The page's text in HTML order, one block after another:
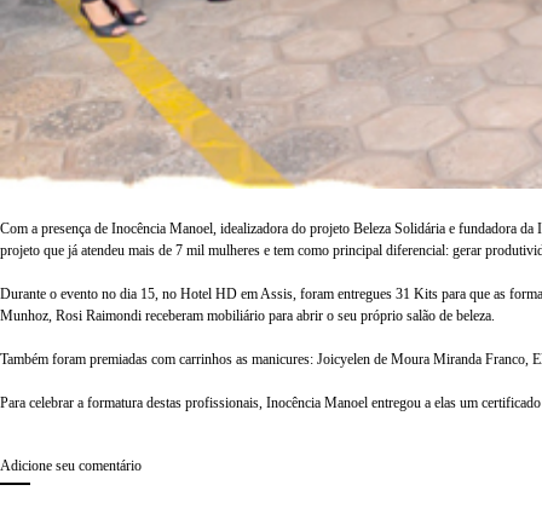
Com a presença de Inocência Manoel, idealizadora do projeto Beleza Solidária e fundadora
projeto que já atendeu mais de 7 mil mulheres e tem como principal diferencial: gerar
Durante o evento no dia 15, no Hotel HD em Assis, foram entregues 31 Kits para que as
Munhoz, Rosi Raimondi receberam mobiliário para abrir o seu próprio salão de beleza.
Também foram premiadas com carrinhos as manicures: Joicyelen de Moura Miranda
Para celebrar a formatura destas profissionais, Inocência Manoel entregou a elas um
Adicione seu comentário